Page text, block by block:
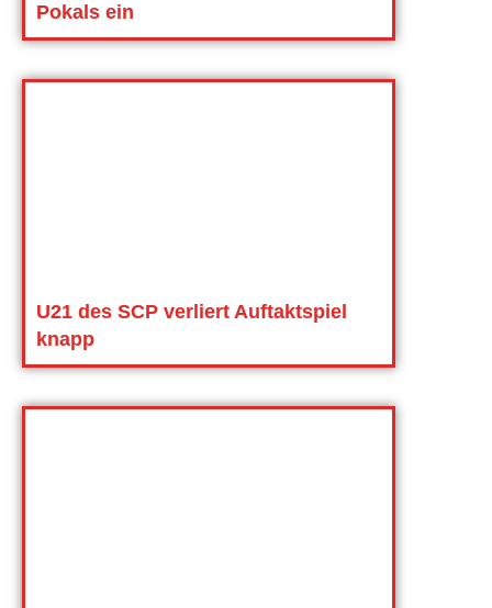
Pokals ein
U21 des SCP verliert Auftaktspiel
knapp